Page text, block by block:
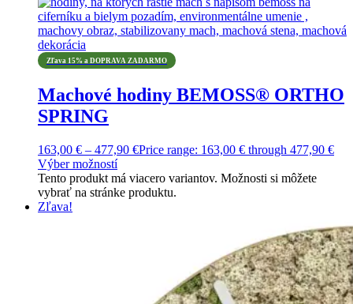
Zľava 15% a DOPRAVA ZADARMO
Machové hodiny BEMOSS® ORTHO
SPRING
163,00 € – 477,90 €Price range: 163,00 € through 477,90 €
Výber možností
Tento produkt má viacero variantov. Možnosti si môžete
vybrať na stránke produktu.
Zľava!